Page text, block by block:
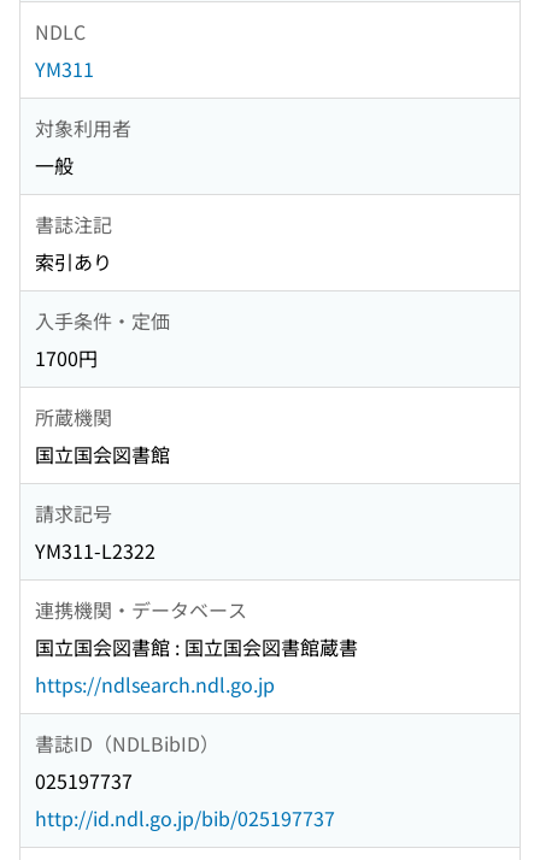
NDLC
YM311
対象利用者
一般
書誌注記
索引あり
入手条件・定価
1700円
所蔵機関
国立国会図書館
請求記号
YM311-L2322
連携機関・データベース
国立国会図書館 : 国立国会図書館蔵書
https://ndlsearch.ndl.go.jp
書誌ID（NDLBibID）
025197737
http://id.ndl.go.jp/bib/025197737